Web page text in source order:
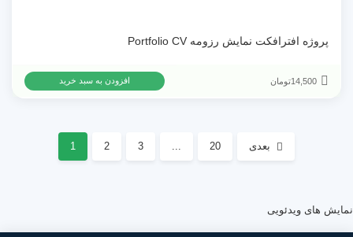
پروژه افترافکت نمایش رزومه Portfolio CV
14,500تومان افزودن به سبد خرید
1 2 3 ... 20 بعدی
نمایش های ویدئویی